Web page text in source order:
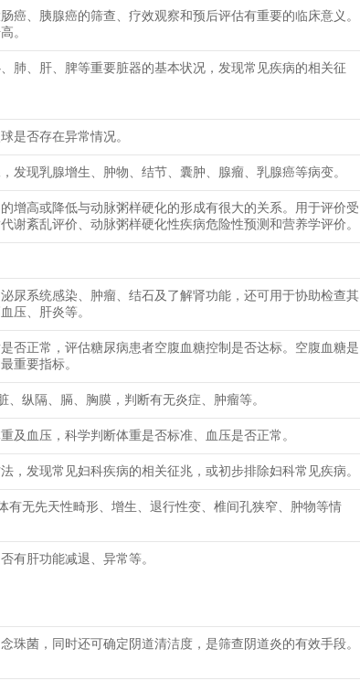
癌、胰腺癌的筛查、疗效观察和预后评估有重要的临床意义。
。
肺、肝、脾等重要脏器的基本状况，发现常见疾病的相关征
是否存在异常情况。
发现乳腺增生、肿物、结节、囊肿、腺瘤、乳腺癌等病变。
增高或降低与动脉粥样硬化的形成有很大的关系。用于评价受
谢紊乱评价、动脉粥样硬化性疾病危险性预测和营养学评价。
尿系统感染、肿瘤、结石及了解肾功能，还可用于协助检查其
压、肝炎等。
否正常，评估糖尿病患者空腹血糖控制是否达标。空腹血糖是
重要指标。
、纵隔、膈、胸膜，判断有无炎症、肿瘤等。
及血压，科学判断体重是否标准、血压是否正常。
，发现常见妇科疾病的相关征兆，或初步排除妇科常见疾病。
有无先天性畸形、增生、退行性变、椎间孔狭窄、肿物等情
有肝功能减退、异常等。
珠菌，同时还可确定阴道清洁度，是筛查阴道炎的有效手段。